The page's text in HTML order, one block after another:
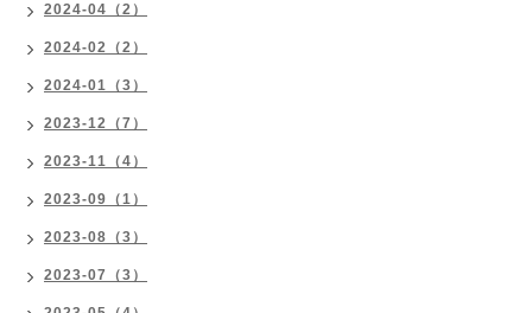
2024-04（2）
2024-02（2）
2024-01（3）
2023-12（7）
2023-11（4）
2023-09（1）
2023-08（3）
2023-07（3）